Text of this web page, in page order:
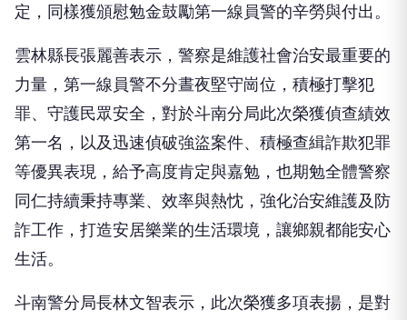
定，同樣獲頒慰勉金鼓勵第一線員警的辛勞與付出。
雲林縣長張麗善表示，警察是維護社會治安最重要的
力量，第一線員警不分晝夜堅守崗位，積極打擊犯
罪、守護民眾安全，對於斗南分局此次榮獲偵查績效
第一名，以及迅速偵破強盜案件、積極查緝詐欺犯罪
等優異表現，給予高度肯定與嘉勉，也期勉全體警察
同仁持續秉持專業、效率與熱忱，強化治安維護及防
詐工作，打造安居樂業的生活環境，讓鄉親都能安心
生活。
斗南警分局長林文智表示，此次榮獲多項表揚，是對